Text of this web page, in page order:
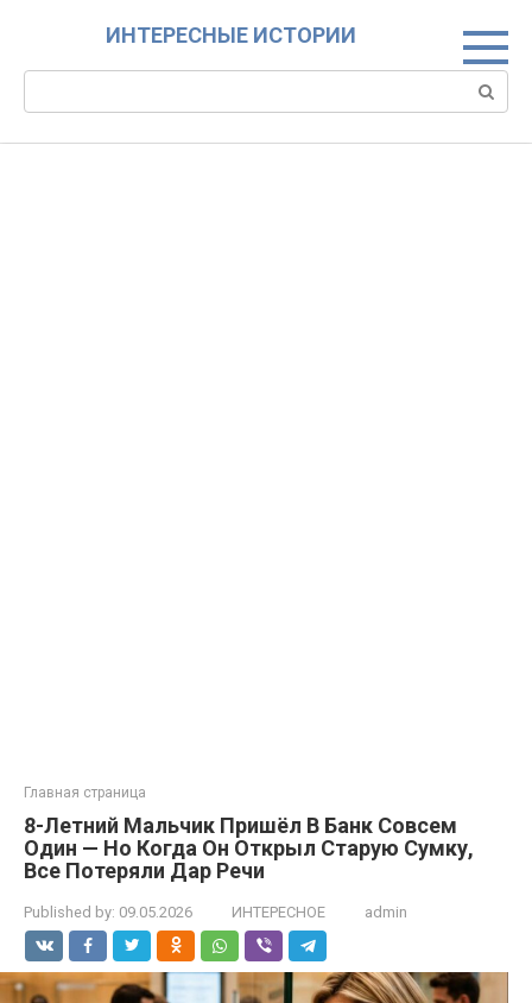
ИНТЕРЕСНЫЕ ИСТОРИИ
Главная страница
8-Летний Мальчик Пришёл В Банк Совсем
Один — Но Когда Он Открыл Старую Сумку,
Все Потеряли Дар Речи
Published by: 09.05.2026 ИНТЕРЕСНОЕ admin